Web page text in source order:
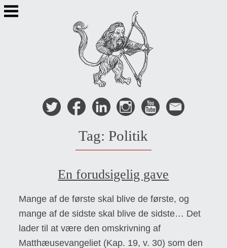
Skip
to
Tag: Politik
En forudsigelig gave
Mange af de første skal blive de første, og
mange af de sidste skal blive de sidste… Det
lader til at være den omskrivning af
Matthæusevangeliet (Kap. 19, v. 30) som den